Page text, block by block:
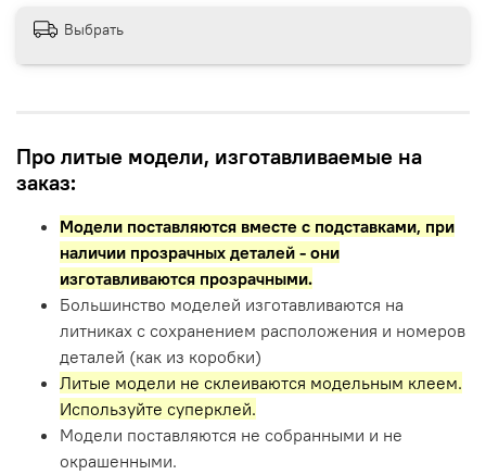
Выбрать
Про литые модели, изготавливаемые на
заказ:
Модели поставляются вместе с подставками, при
наличии прозрачных деталей - они
изготавливаются прозрачными.
Большинство моделей изготавливаются на
литниках с сохранением расположения и номеров
деталей (как из коробки)
Литые модели не склеиваются модельным клеем.
Используйте суперклей.
Модели поставляются не собранными и не
окрашенными.